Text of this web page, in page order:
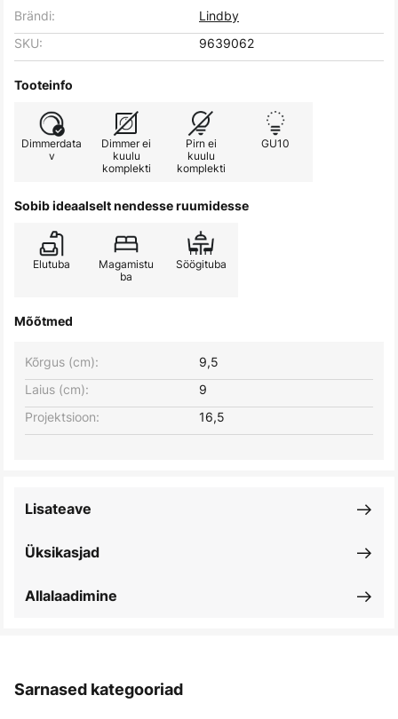
Brändi:
Lindby
SKU:
9639062
Tooteinfo
Dimmerdata
v
Dimmer ei
kuulu
komplekti
Pirn ei
kuulu
komplekti
GU10
Sobib ideaalselt nendesse ruumidesse
Elutuba
Magamistu
ba
Söögituba
Mõõtmed
Laius (cm): 9
Kõrgus (cm): 9,5
Projektsioon: 16,5
Üksikasjad
Lisateave
Allalaadimine
Sarnased kategooriad